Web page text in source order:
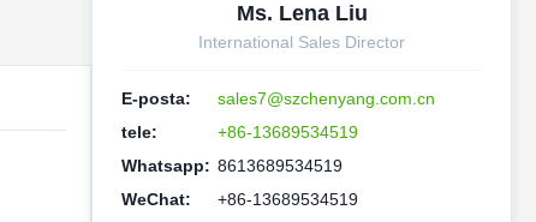
Ms. Lena Liu
International Sales Director
E-posta:
sales7@szchenyang.com.cn
tele:
+86-13689534519
Whatsapp: 8613689534519
WeChat:
+86-13689534519